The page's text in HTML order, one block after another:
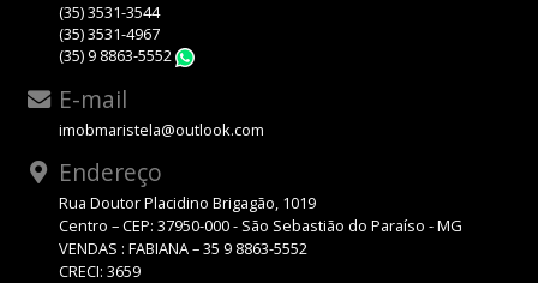
(35) 3531-3544
(35) 3531-4967
(35) 9 8863-5552
E-mail
imobmaristela@outlook.com
Endereço
Rua Doutor Placidino Brigagão, 1019
Centro – CEP: 37950-000 - São Sebastião do Paraíso - MG
VENDAS : FABIANA – 35 9 8863-5552
CRECI: 3659